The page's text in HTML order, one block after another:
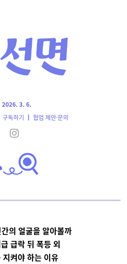
2026. 3. 6.
구독하기 ┃ 협업 제안·문의
의 얼굴을 알아볼까
급락 뒤 폭등 외
켜야 하는 이유